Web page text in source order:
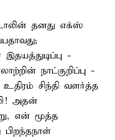
தனது எக்ஸ்
-
நாட்குறிப்பு -
சிந்தி வளர்த்த
அதன்
என் மூத்த